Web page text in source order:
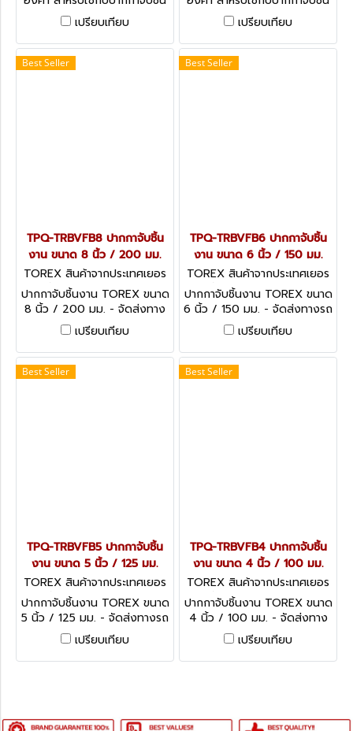
งาน ปากกาจับเหล็ก TOREX
TPQ-TRBVFB Series
เปรียบเทียบ
งาน ปากกาจับเหล็ก TOREX
TPQ-TRBVFB Series
เปรียบเทียบ
Best Seller
TPQ-TRBVFB8 ปากกาจับชิ้น
งาน ขนาด 8 นิ้ว / 200 มม.
TOREX สินค้าจากประเทศเยอร
มัน TPQ-TRBVFB8
ปากกาจับชิ้นงาน TOREX ขนาด
8 นิ้ว / 200 มม. - จัดส่งทาง
รถบริษัท 5 วัน , ขนส่งเอกชน
(ลูกค้าต่างจังหวัด) 3 วัน
เปรียบเทียบ
Best Seller
TPQ-TRBVFB6 ปากกาจับชิ้น
งาน ขนาด 6 นิ้ว / 150 มม.
TOREX สินค้าจากประเทศเยอร
มัน TPQ-TRBVFB6
ปากกาจับชิ้นงาน TOREX ขนาด
6 นิ้ว / 150 มม. - จัดส่งทางรถ
บริษัท 5 วัน ,ขนส่งเอกชน
(ลูกค้าต่างจังหวัด) 3 วัน
เปรียบเทียบ
Best Seller
TPQ-TRBVFB5 ปากกาจับชิ้น
งาน ขนาด 5 นิ้ว / 125 มม.
TOREX สินค้าจากประเทศเยอร
มัน TPQ-TRBVFB5
ปากกาจับชิ้นงาน TOREX ขนาด
5 นิ้ว / 125 มม. - จัดส่งทางรถ
บริษัท 5 วัน ,ขนส่งเอกชน
(ลูกค้าต่างจังหวัด) 3 วัน
เปรียบเทียบ
Best Seller
TPQ-TRBVFB4 ปากกาจับชิ้น
งาน ขนาด 4 นิ้ว / 100 มม.
TOREX สินค้าจากประเทศเยอร
มัน TPQ-TRBVFB4
ปากกาจับชิ้นงาน TOREX ขนาด
4 นิ้ว / 100 มม. - จัดส่งทาง
รถบริษัท 5 วัน , ขนส่งเอกชน
(ลูกค้าต่างจังหวัด) 3 วัน
เปรียบเทียบ